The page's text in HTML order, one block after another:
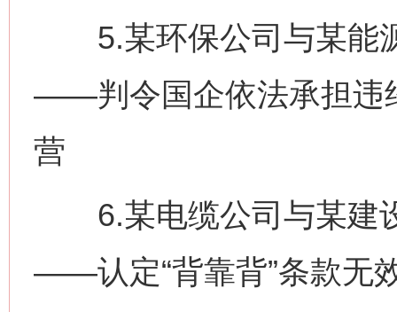
5.某环保公司与某能
——判令国企依法承担违
营
6.某电缆公司与某建
——认定“背靠背”条款无